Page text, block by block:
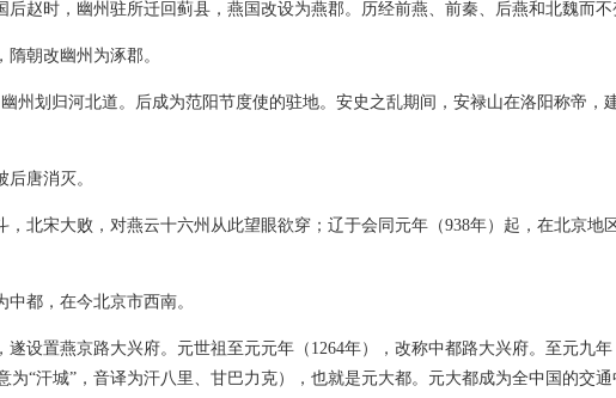
时，幽州驻所迁回蓟县，燕国改设为燕郡。历经前燕、前秦、后燕和北魏而不
朝改幽州为涿郡。
划归河北道。后成为范阳节度使的驻地。安史之乱期间，安禄山在洛阳称帝，
唐消灭。
宋大败，对燕云十六州从此望眼欲穿；辽于会同元年（938年）起，在北京地
都，在今北京市西南。
置燕京路大兴府。元世祖至元元年（1264年），改称中都路大兴府。至元九年
“汗城”，音译为汗八里、甘巴力克），也就是元大都。元大都成为全中国的交